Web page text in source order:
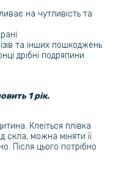
Film для Oppo A78 4G на
A78 4G на задню панель,
на чутливість та
та інших пошкоджень
дрібні подряпини
1 рік.
Клеїться плівка
скла, можна міняти її
Після цього потрібно